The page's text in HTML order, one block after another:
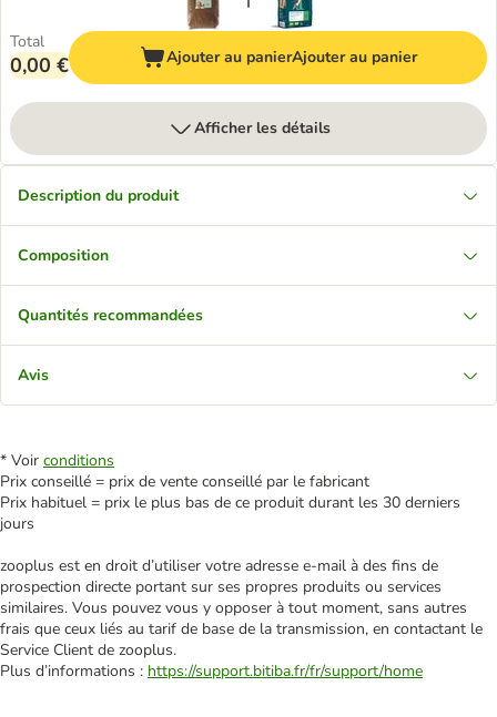
Total
0,00 € Ajouter au panierAjouter au panier
Afficher les détails
Description du produit
Composition
Quantités recommandées
Avis
* Voir conditions
Prix conseillé = prix de vente conseillé par le fabricant
Prix habituel = prix le plus bas de ce produit durant les 30 derniers
jours
zooplus est en droit d’utiliser votre adresse e‑mail à des fins de
prospection directe portant sur ses propres produits ou services
similaires. Vous pouvez vous y opposer à tout moment, sans autres
frais que ceux liés au tarif de base de la transmission, en contactant le
Service Client de zooplus.
Plus d’informations : https://support.bitiba.fr/fr/support/home